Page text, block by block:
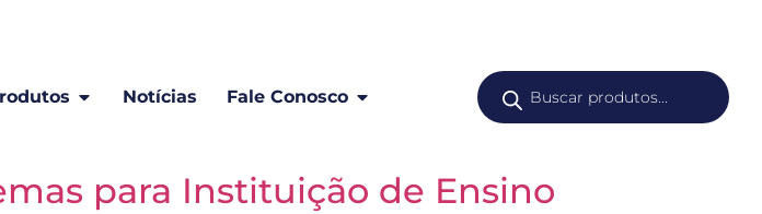
Notícias Fale Conosco
para Instituição de Ensino